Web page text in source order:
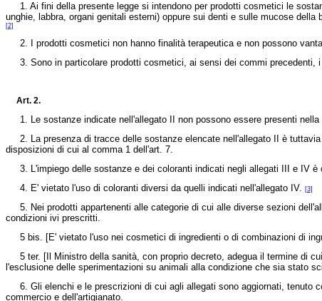
1. Ai fini della presente legge si intendono per prodotti cosmetici le
unghie, labbra, organi genitali esterni) oppure sui denti e sulle mucose
[2]
2. I prodotti cosmetici non hanno finalità terapeutica e non possono
3. Sono in particolare prodotti cosmetici, ai sensi dei commi precedenti,
Art. 2.
1. Le sostanze indicate nell'allegato II non possono essere presenti nella
2. La presenza di tracce delle sostanze elencate nell'allegato II è
disposizioni di cui al comma 1 dell'art. 7.
3. L'impiego delle sostanze e dei coloranti indicati negli allegati III e IV è
4. E' vietato l'uso di coloranti diversi da quelli indicati nell'allegato IV. [3]
5. Nei prodotti appartenenti alle categorie di cui alle diverse sezioni
condizioni ivi prescritti.
5 bis. [E' vietato l'uso nei cosmetici di ingredienti o di combinazioni di
5 ter. [Il Ministro della sanità, con proprio decreto, adegua il termine di
l'esclusione delle sperimentazioni su animali alla condizione che sia stato
6. Gli elenchi e le prescrizioni di cui agli allegati sono aggiornati, tenuto
commercio e dell'artigianato.